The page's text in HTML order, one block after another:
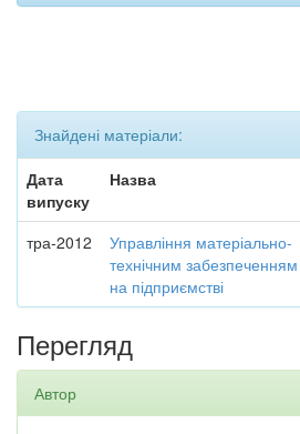
Знайдені матеріали:
Дата
випуску
Назва
тра-2012
Управління матеріально-
технічним забезпеченням
на підприємстві
Перегляд
Автор